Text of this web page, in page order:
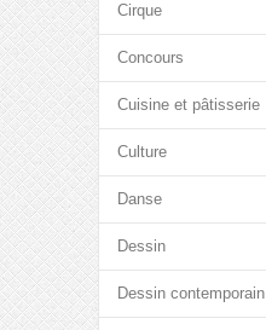
Cirque
Concours
Cuisine et pâtisserie
Culture
Danse
Dessin
Dessin contemporain